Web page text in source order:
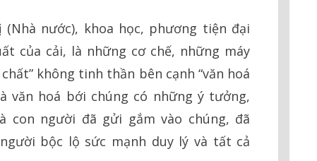
nước), khoa học, phương tiện đại
của cải, là những cơ chế, những máy
không tinh thần bên cạnh “văn hoá
văn hoá bới chúng có những ý tưởng,
con người đã gửi gắm vào chúng, đã
bộc lộ sức mạnh duy lý và tất cả